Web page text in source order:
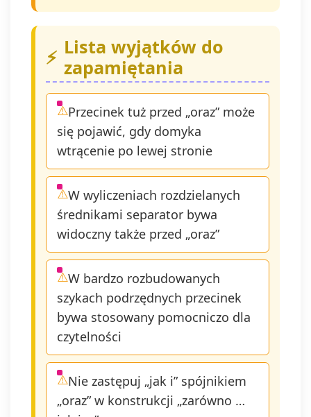
Lista wyjątków do
zapamiętania
Przecinek tuż przed „oraz” może
się pojawić, gdy domyka
wtrącenie po lewej stronie
W wyliczeniach rozdzielanych
średnikami separator bywa
widoczny także przed „oraz”
W bardzo rozbudowanych
szykach podrzędnych przecinek
bywa stosowany pomocniczo dla
czytelności
Nie zastępuj „jak i” spójnikiem
„oraz” w konstrukcji „zarówno …